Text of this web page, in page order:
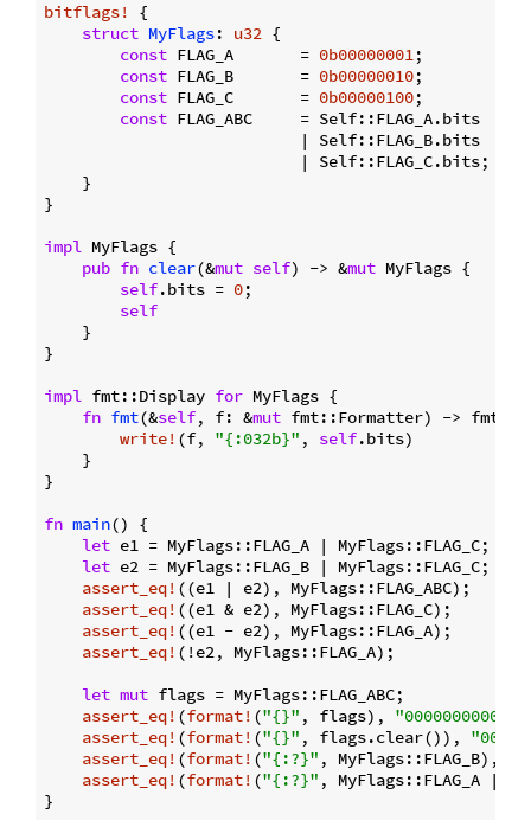
bitflags!
{
struct MyFlags: u32 {
const FLAG_A       = 0b00000001;
const FLAG_B       = 0b00000010;
const FLAG_C       = 0b00000100;
const FLAG_ABC     = Self::FLAG_A.bits
                           | Self::FLAG_B.bits
                           | Self::FLAG_C.bits;
    }
}
impl MyFlags {
pub fn clear(&mut self) -> &mut MyFlags {
self.bits = 0;
self
    }
}
impl fmt::Display for MyFlags {
fn fmt(&self, f: &mut fmt::Formatter) -> fmt::
write! (f, "{:032b}" , self.bits)
    }
}
fn main() {
let e1 = MyFlags::FLAG_A | MyFlags::FLAG_C;
let e2 = MyFlags::FLAG_B | MyFlags::FLAG_C;
assert_eq! ((e1 | e2), MyFlags::FLAG_ABC);
assert_eq! ((e1 & e2), MyFlags::FLAG_C);
assert_eq! ((e1 - e2), MyFlags::FLAG_A);
assert_eq! (!e2, MyFlags::FLAG_A);
let mut flags = MyFlags::FLAG_ABC;
assert_eq! (format! ("{}" , flags),
assert_eq! (format! ("{}" , flags.clear()),
assert_eq! (format! ("{:?}" , MyFlags::FLAG_B),
assert_eq! (format! ("{:?}" , MyFlags::FLAG_A |